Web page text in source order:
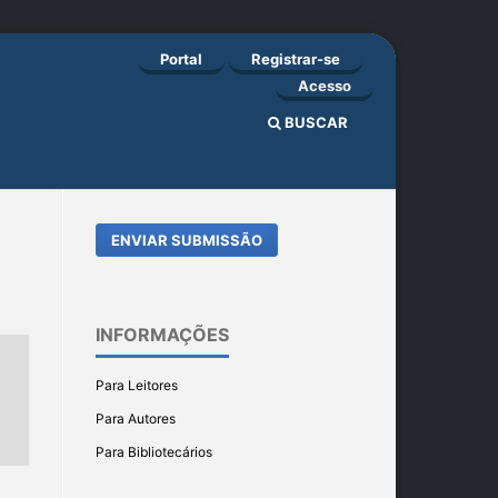
BUSCAR
Portal
Registrar-se
Acesso
ENVIAR SUBMISSÃO
INFORMAÇÕES
Para Leitores
Para Autores
Para Bibliotecários